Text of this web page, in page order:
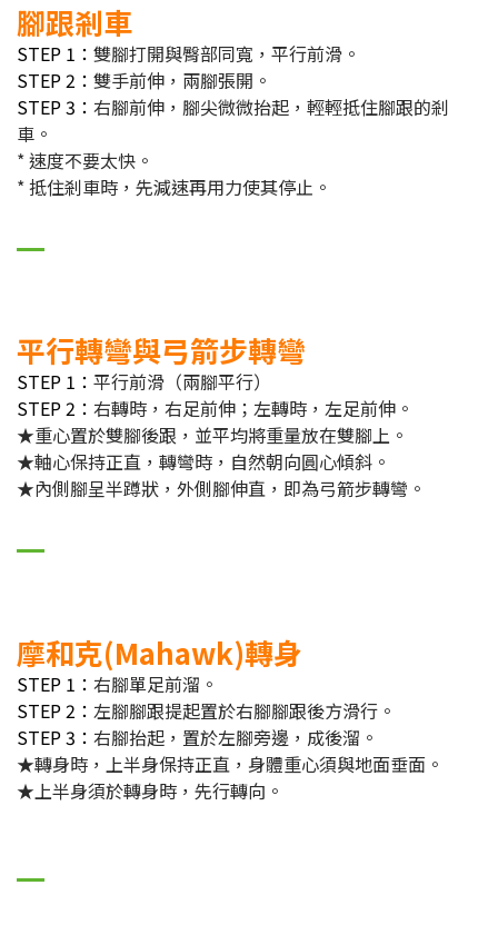
腳跟剎車
STEP 1： 雙腳打開與臀部同寬，平行前滑。
STEP 2： 雙手前伸，兩腳張開。
STEP 3： 右腳前伸，腳尖微微抬起，輕輕抵住腳跟的剎
車。
* 速度不要太快。
* 抵住剎車時，先減速再用力使其停止。
平行轉彎與弓箭步轉彎
STEP 1： 平行前滑（兩腳平行）
STEP 2： 右轉時，右足前伸；左轉時，左足前伸。
★重心置於雙腳後跟，並平均將重量放在雙腳上。
★軸心保持正直，轉彎時，自然朝向圓心傾斜。
★內側腳呈半蹲狀，外側腳伸直，即為弓箭步轉彎。
摩和克(Mahawk)轉身
STEP 1： 右腳單足前溜。
STEP 2： 左腳腳跟提起置於右腳腳跟後方滑行。
STEP 3： 右腳抬起，置於左腳旁邊，成後溜。
★轉身時，上半身保持正直，身體重心須與地面垂面。
★上半身須於轉身時，先行轉向。